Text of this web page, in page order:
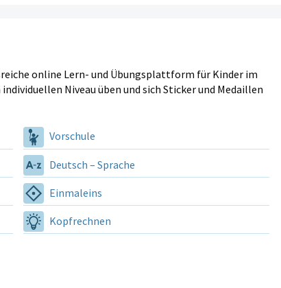
online Lern- und Übungsplattform für Kinder im
Niveau üben und sich Sticker und Medaillen
Vorschule
Deutsch – Sprache
Einmaleins
Kopfrechnen